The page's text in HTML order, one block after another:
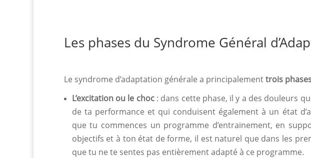
Les phases du Syndrome Général
Le syndrome d’adaptation générale a principalementtrois
L’excitation ou le choc : dans cette phase, il y a des douleurs
de ta performance et qui conduisent également à un état
que tu commences un programme d’entrainement, en
objectifs et à ton état de forme, il est naturel que dans les
que tu ne te sentes pas entièrement adapté à ce programme.